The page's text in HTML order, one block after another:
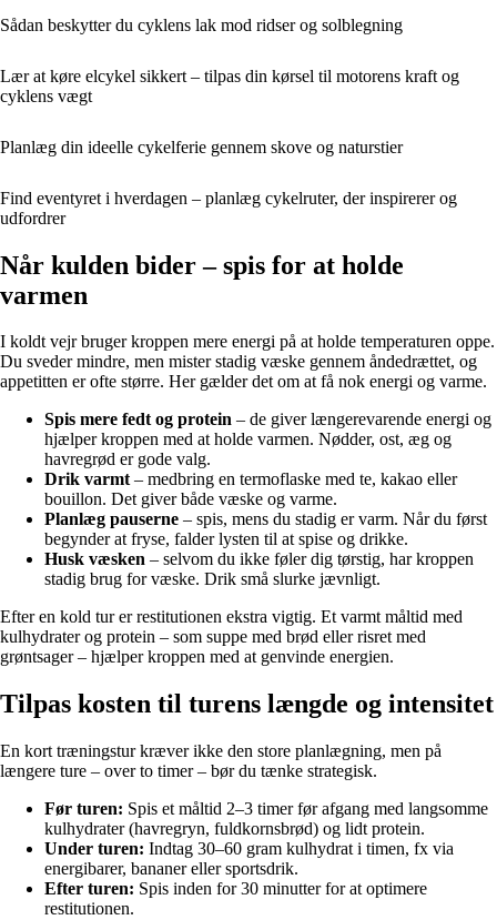
Sådan beskytter du cyklens lak mod ridser og solblegning
Lær at køre elcykel sikkert – tilpas din kørsel til motorens kraft og
cyklens vægt
Planlæg din ideelle cykelferie gennem skove og naturstier
Find eventyret i hverdagen – planlæg cykelruter, der inspirerer og
udfordrer
Når kulden bider – spis for at holde
varmen
I koldt vejr bruger kroppen mere energi på at holde temperaturen oppe.
Du sveder mindre, men mister stadig væske gennem åndedrættet, og
appetitten er ofte større. Her gælder det om at få nok energi og varme.
Spis mere fedt og protein – de giver længerevarende energi og
hjælper kroppen med at holde varmen. Nødder, ost, æg og
havregrød er gode valg.
Drik varmt– medbring en termoflaske med te, kakao eller
bouillon. Det giver både væske og varme.
Planlæg pauserne – spis, mens du stadig er varm. Når du først
begynder at fryse, falder lysten til at spise og drikke.
Husk væsken – selvom du ikke føler dig tørstig, har kroppen
stadig brug for væske. Drik små slurke jævnligt.
Efter en kold tur er restitutionen ekstra vigtig. Et varmt måltid med
kulhydrater og protein – som suppe med brød eller risret med
grøntsager – hjælper kroppen med at genvinde energien.
Tilpas kosten til turens længde og intensitet
En kort træningstur kræver ikke den store planlægning, men på
længere ture – over to timer – bør du tænke strategisk.
Før turen: Spis et måltid 2–3 timer før afgang med langsomme
kulhydrater (havregryn, fuldkornsbrød) og lidt protein.
Under turen: Indtag 30–60 gram kulhydrat i timen, fx via
energibarer, bananer eller sportsdrik.
Efter turen: Spis inden for 30 minutter for at optimere
restitutionen.